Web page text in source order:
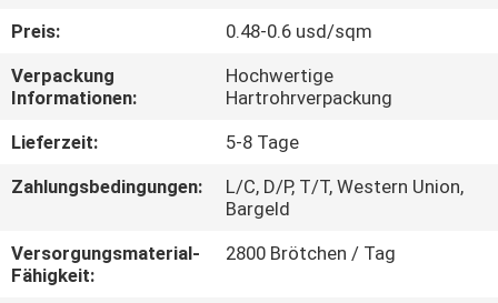
WERKSBESICHTIGUNG
QUALITÄTSKONTROLLE
KONTAKT
UNS
Preis:
0.48-0.6 usd/sqm
Verpackung
Informationen:
Hochwertige
Hartrohrverpackung
Lieferzeit:
5-8 Tage
Zahlungsbedingungen:
L/C, D/P, T/T, Western Union,
Bargeld
Versorgungsmaterial-
Fähigkeit:
2800 Brötchen / Tag